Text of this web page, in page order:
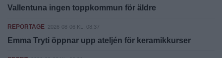
Vallentuna ingen toppkommun för äldre
REPORTAGE 2026-08-06 KL. 08:37
Emma Tryti öppnar upp ateljén för keramikkurser